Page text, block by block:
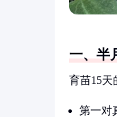
一、半
育苗15天
第一对